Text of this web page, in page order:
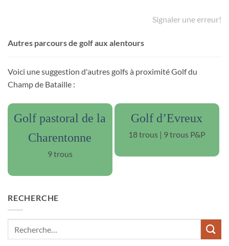
Signaler une erreur!
Autres parcours de golf aux alentours
Voici une suggestion d'autres golfs à proximité Golf du
Champ de Bataille :
Golf pastoral de la
Charentonne
9 trous
Golf d’Evreux
18 trous | 9 trous P&P
RECHERCHE